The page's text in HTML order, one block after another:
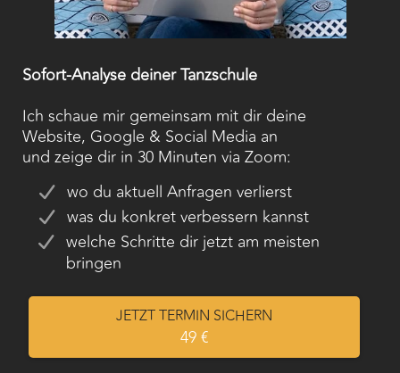
Sofort-Analyse deiner Tanzschule
Ich schaue mir gemeinsam mit dir deine
Website, Google & Social Media an
und zeige dir in 30 Minuten via Zoom:
wo du aktuell Anfragen verlierst
was du konkret verbessern kannst
welche Schritte dir jetzt am meisten
bringen
JETZT TERMIN SICHERN
49 €